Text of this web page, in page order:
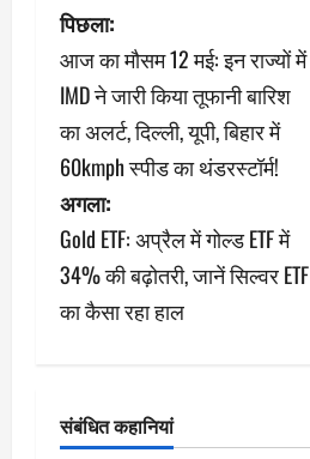
पो
स्ट
ने
वि
गे
श
न
पिछला:
आज का मौसम 12 मई: इन राज्यों में
IMD ने जारी किया तूफानी बारिश
का अलर्ट, दिल्ली, यूपी, बिहार में
60kmph स्पीड का थंडरस्टॉर्म!
अगला:
Gold ETF: अप्रैल में गोल्ड ETF में
34% की बढ़ोतरी, जानें सिल्वर ETF
का कैसा रहा हाल
संबंधित कहानियां